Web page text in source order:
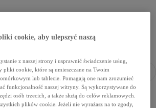
cookie, aby ulepszyć naszą
z naszej strony i usprawnić świadczenie usług,
pliki cookie, które są umieszczane na Twoim
lub tablecie. Pomagają one nam zrozumieć
funkcjonalność naszej witryny. Są wykorzystywane do
osób trzecich, a także służą do celów reklamowych.
plików cookie. Jeżeli nie wyrażasz na to zgody,